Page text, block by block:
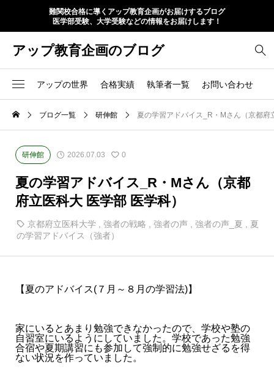
難関校合格に導くアップ教育企画がお届けするブログ
医学部受験、大学受験などの情報をお届けします！
アップ教育企画のブログ
アップの世界 合格実績 執筆者一覧 お問い合わせ
ブログ一覧 研伸館 夏の学習アドバイス_R・Mさん（京都府
研伸館 2026.07.03 0
夏の学習アドバイス_R・Mさん（京都
府立医科大 医学部 医学科）
京都府立医科大学 強者の戦略 強者の声 強者の声_夏
夏
の学習アドバイス（強者）
【夏のアドバイス(７月～８月の学習法)】
家にいるとあまり勉強できなかったので、学校や塾の
自習室にいるようにしていました。学校であった勉強
合宿や夏期講習にも参加して強制的に勉強せざるを得
ない状況を作っていました。